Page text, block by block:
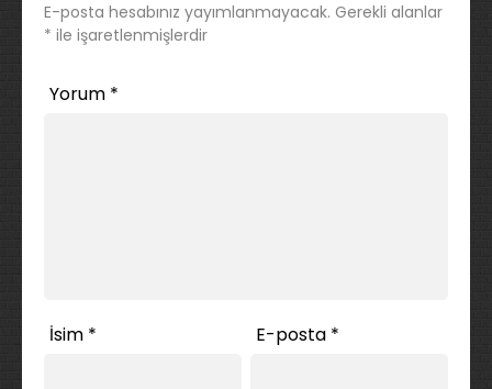
E-posta hesabınız yayımlanmayacak. Gerekli alanlar
* ile işaretlenmişlerdir
Yorum *
İsim * E-posta *